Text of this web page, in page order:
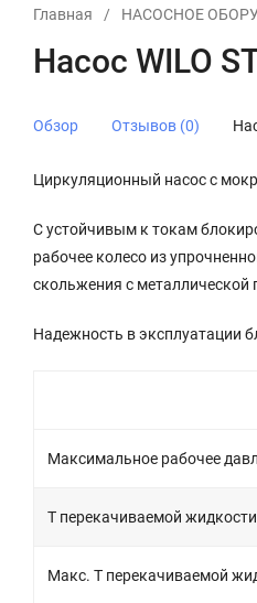
Главная / НАСОСНОЕ
Насос WILO
Обзор Отзывов (0)
Циркуляционный насос с
С устойчивым к токам
рабочее колесо из
скольжения с металлической
Надежность в эксплуатации
Максимальное рабочее
Т перекачиваемой жидкости
Макс. T перекачиваемой